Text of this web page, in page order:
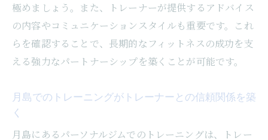
極めましょう。また、トレーナーが提供するアドバイス
の内容やコミュニケーションスタイルも重要です。これ
らを確認することで、長期的なフィットネスの成功を支
える強力なパートナーシップを築くことが可能です。
月島でのトレーニングがトレーナーとの信頼関係を築
く
月島にあるパーソナルジムでのトレーニングは、トレー